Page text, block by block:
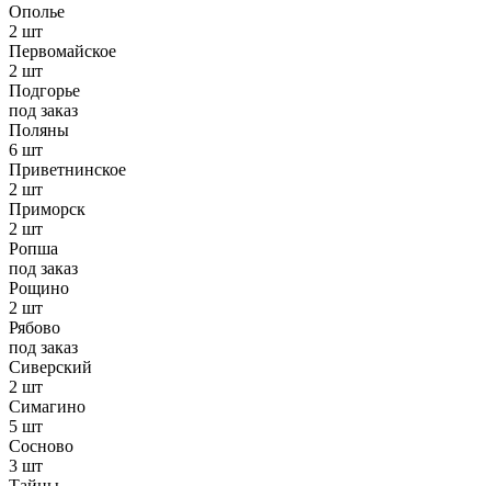
Ополье
2 шт
Первомайское
2 шт
Подгорье
под заказ
Поляны
6 шт
Приветнинское
2 шт
Приморск
2 шт
Ропша
под заказ
Рощино
2 шт
Рябово
под заказ
Сиверский
2 шт
Симагино
5 шт
Сосново
3 шт